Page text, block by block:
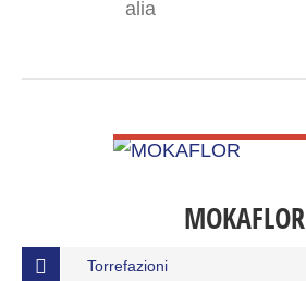
alia
MOKAFLOR
Torrefazioni